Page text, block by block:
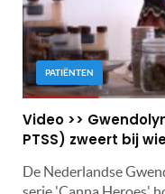
PATIËNTEN
Video >>
PTSS) zweert bij
De Nederlandse